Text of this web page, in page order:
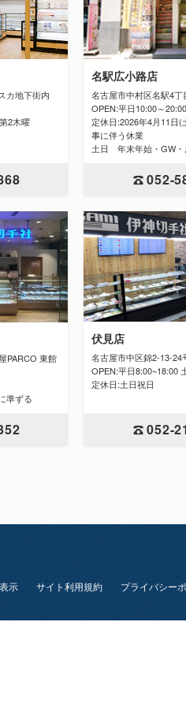
カ地下街内
2木曜
名駅広小路店
名古屋市中村区名駅4
OPEN:平日10:00～20:00
定休日:2026年4月11
事に伴う休業
土日 年末年始・GW・
052-
PARCO 東館
準ずる
伏見店
名古屋市中区錦2-13-24
OPEN:平日8:00~18:00
定休日:土日祝日
052-
示 サイト利用規約 プライバシー